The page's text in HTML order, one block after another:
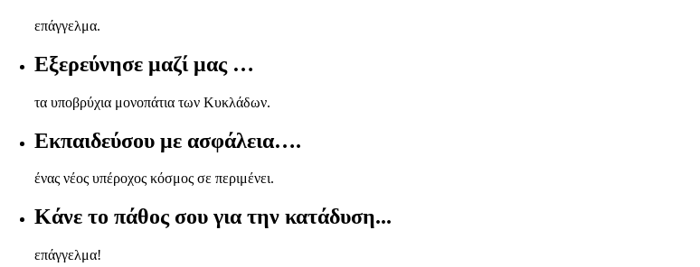
επάγγελμα.
Εξερεύνησε μαζί μας …
τα υποβρύχια μονοπάτια των Κυκλάδων.
Εκπαιδεύσου με ασφάλεια….
ένας νέος υπέροχος κόσμος σε περιμένει.
Κάνε το πάθος σου για την κατάδυση...
επάγγελμα!